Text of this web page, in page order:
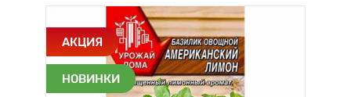
АКЦИЯ
НОВИНКИ